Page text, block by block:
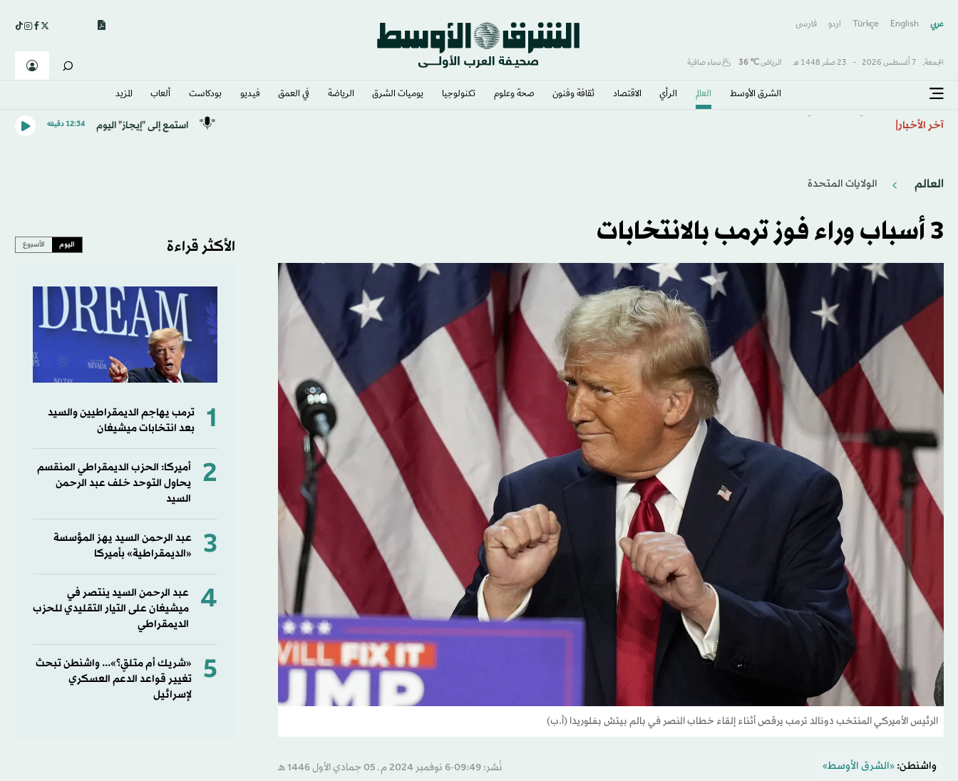
عربي English
Türkçe اردو فارسى
الجمعة, 7 أغسطس 2026 - 23 صفَر 1448 هـ الرياض℃
36 سماء صافية
الشرق الأوسط​ العالم الرأي الاقتصاد ثقافة وفنون صحة وعلوم تكنولوجيا يوميات الشرق​ الرياضة في العمق فيديو بودكاست ألعاب المزيد
آخر الأخبار استمع إلى "إيجاز" اليوم 12:34 دقيقه
العالم الولايات المتحدة​
3 أسباب وراء فوز ترمب بالانتخابات
الرئيس الأميركي المنتخب دونالد ترمب يرقص أثناء إلقاء خطاب النصر في بالم بيتش بفلوريدا (أ.ب)
واشنطن: «الشرق الأوسط» نُشر: 09:49-6 نوفمبر 2024 م ـ 05 جمادي الأول 1446 هـ
الأكثر قراءة اليوم الأسبوع
1
ترمب يهاجم الديمقراطيين والسيد
بعد انتخابات ميشيغان
2
أميركا: الحزب الديمقراطي المنقسم
يحاول التوحد خلف عبد الرحمن
السيد
3
عبد الرحمن السيد يهز المؤسسة
«الديمقراطية» بأميركا
4
عبد الرحمن السيد ينتصر في
ميشيغان على التيار التقليدي للحزب
الديمقراطي
5
«شريك أم متلقٍ؟»... واشنطن تبحث
تغيير قواعد الدعم العسكري
لإسرائيل